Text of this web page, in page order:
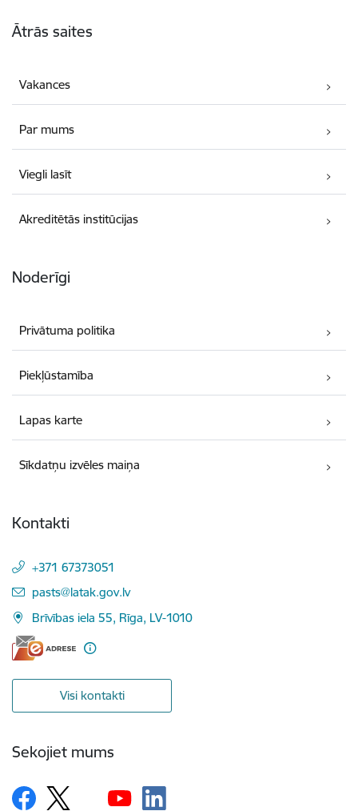
Ātrās saites
Vakances
Par mums
Viegli lasīt
Akreditētās institūcijas
Noderīgi
Privātuma politika
Piekļūstamība
Lapas karte
Sīkdatņu izvēles maiņa
Kontakti
+371 67373051
E-pasts:
pasts@latak.gov.lv
Brīvības iela 55, Rīga, LV-1010
Visi kontakti
Sekojiet mums